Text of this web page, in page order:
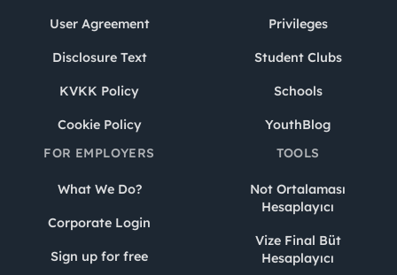
User Agreement
Disclosure Text
KVKK Policy
Cookie Policy
Privileges
Student Clubs
Schools
YouthBlog
FOR EMPLOYERS
What We Do?
Corporate Login
Sign up for free
TOOLS
Not Ortalaması
Hesaplayıcı
Vize Final Büt
Hesaplayıcı